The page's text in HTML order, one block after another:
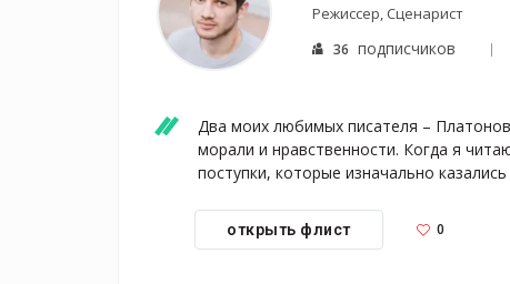
Режиссер, Сценарист
36 подписчиков
Два моих любимых писателя –
морали и нравственности. Когда я
поступки, которые изначально
открыть флист 0